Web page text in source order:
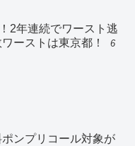
2年連続でワースト逃
ーストは東京都！
6
ポンプリコール対象が